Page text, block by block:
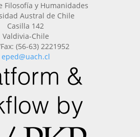
Filosofía y Humanidades
Austral de Chile
Casilla 142
Valdivia-Chile
(56-63) 2221952
eped@uach.cl